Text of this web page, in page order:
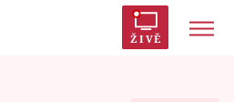
ŽIVĚ